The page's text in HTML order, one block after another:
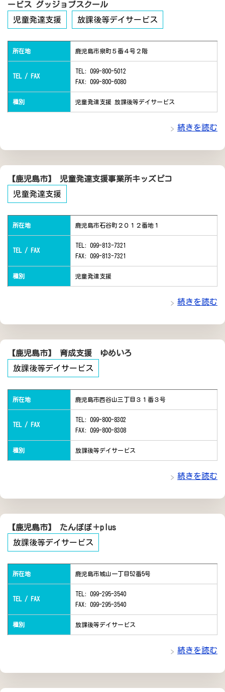
ービス グッジョブスクール
児童発達支援
放課後等デイサービス
所在地 鹿児島市泉町５番４号２階
TEL / FAX
TEL: 099-800-5012
FAX: 099-800-6080
種別 児童発達支援 放課後等デイサービス
続きを読む
【鹿児島市】 児童発達支援事業所キッズピコ
児童発達支援
所在地 鹿児島市石谷町２０１２番地１
TEL / FAX
TEL: 099-813-7321
FAX: 099-813-7321
種別 児童発達支援
続きを読む
【鹿児島市】 育成支援 ゆめいろ
放課後等デイサービス
所在地 鹿児島市西谷山三丁目３１番３号
TEL / FAX
TEL: 099-800-8302
FAX: 099-800-8308
種別 放課後等デイサービス
続きを読む
【鹿児島市】 たんぽぽ＋plus
放課後等デイサービス
所在地 鹿児島市城山一丁目52番5号
TEL / FAX
TEL: 099-295-3540
FAX: 099-295-3540
種別 放課後等デイサービス
続きを読む